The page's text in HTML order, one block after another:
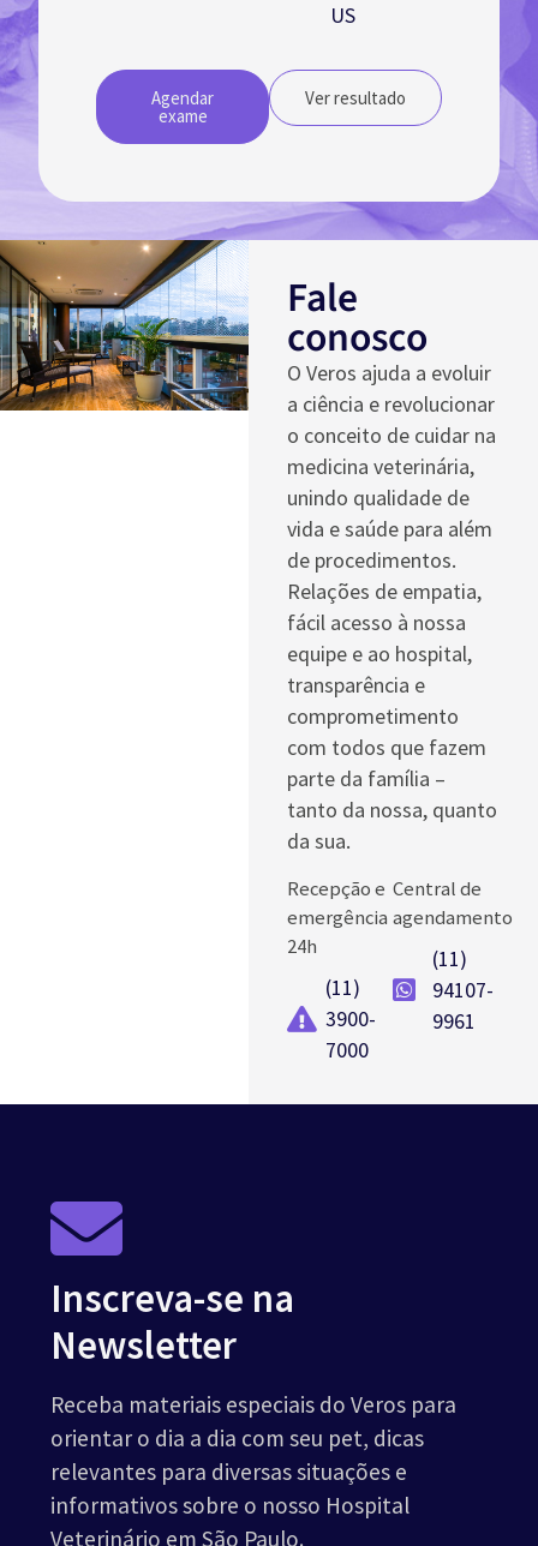
US
Agendar
exame
Ver resultado
Fale
conosco
O Veros ajuda a evoluir
a ciência e revolucionar
o conceito de cuidar na
medicina veterinária,
unindo qualidade de
vida e saúde para além
de procedimentos.
Relações de empatia,
fácil acesso à nossa
equipe e ao hospital,
transparência e
comprometimento
com todos que fazem
parte da família –
tanto da nossa, quanto
da sua.
Recepção e
emergência
24h
(11)
3900-
7000
Central de
agendamento
(11)
94107-
9961
Inscreva-se na
Newsletter
Receba materiais especiais do Veros para
orientar o dia a dia com seu pet, dicas
relevantes para diversas situações e
informativos sobre o nosso Hospital
Veterinário em São Paulo.